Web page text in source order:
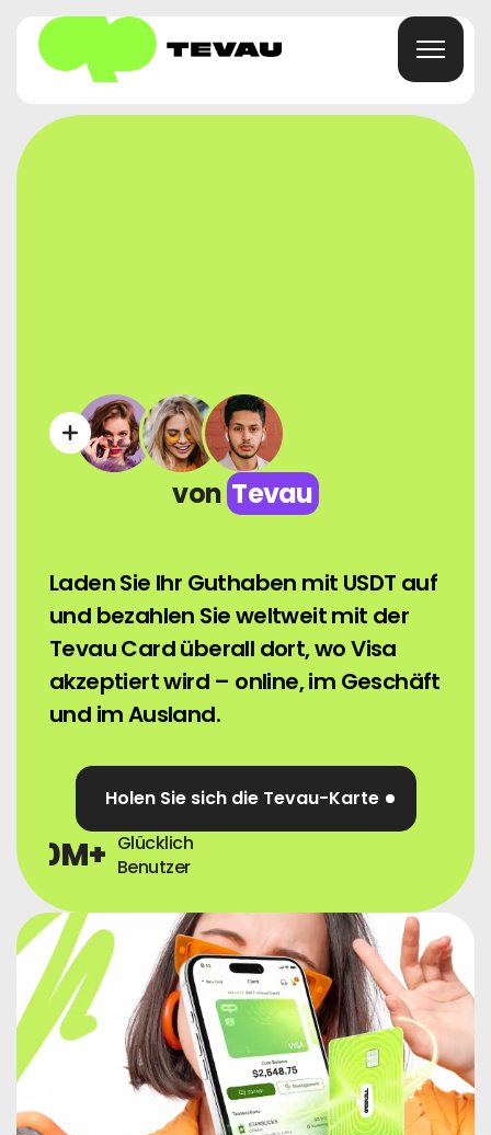
Um
Häufig Gestellte Fragen
Melden Sie Sich An
Deutsch
von Tevau
Laden Sie Ihr Guthaben mit USDT auf
und bezahlen Sie weltweit mit der
Tevau Card überall dort, wo Visa
akzeptiert wird – online, im Geschäft
und im Ausland.
Holen Sie sich die Tevau-Karte
0M+ Glücklich
Benutzer